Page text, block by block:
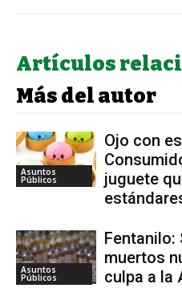
Artículos
Más del autor
Asuntos
Públicos
Ojo con
juguete
Asuntos
Públicos
Fentanilo:
muertos
culpa a la